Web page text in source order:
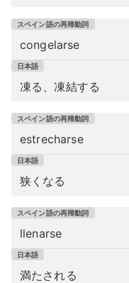
congelarse
凍る、凍結する
estrecharse
狭くなる
llenarse
満たされる